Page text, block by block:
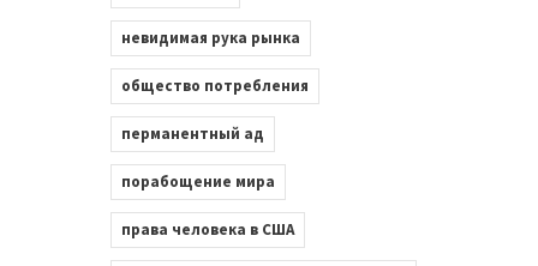
невидимая рука рынка
общество потребления
перманентный ад
порабощение мира
права человека в США